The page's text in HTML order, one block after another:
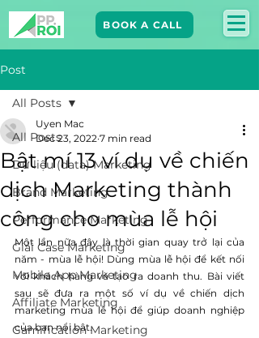
BOOK A CALL
Post
All Posts
Dữ liệu (data) Marketing
Brand Marketing​
Performance Marketing
Giải Case Marketing
Mobile App Marketing
Affiliate Marketing
Gamification Marketing
All Posts
Bật mí 13 ví dụ về chiến
dịch Marketing thành
công cho mùa lễ hội
Uyen Mac
Dec 23, 2022 7 min read
Một lần nữa đây là thời gian quay trở lại của
năm - mùa lễ hội! Dùng mùa lễ hội để kết nối
với khách hàng và tạo ra doanh thu. Bài viết
sau sẽ đưa ra một số ví dụ về chiến dịch
marketing mùa lễ hội để giúp doanh nghiệp
của bạn nổi bật.